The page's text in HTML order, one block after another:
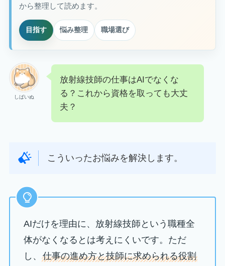
から整理して読めます。
目指す 悩み整理 職場選び
しばいぬ
放射線技師の仕事はAIでなくな
る？これから資格を取っても大丈
夫？
こういったお悩みを解決します。
AIだけを理由に、放射線技師という職種全
体がなくなるとは考えにくいです。ただ
し、 仕事の進め方と技師に求められる役割